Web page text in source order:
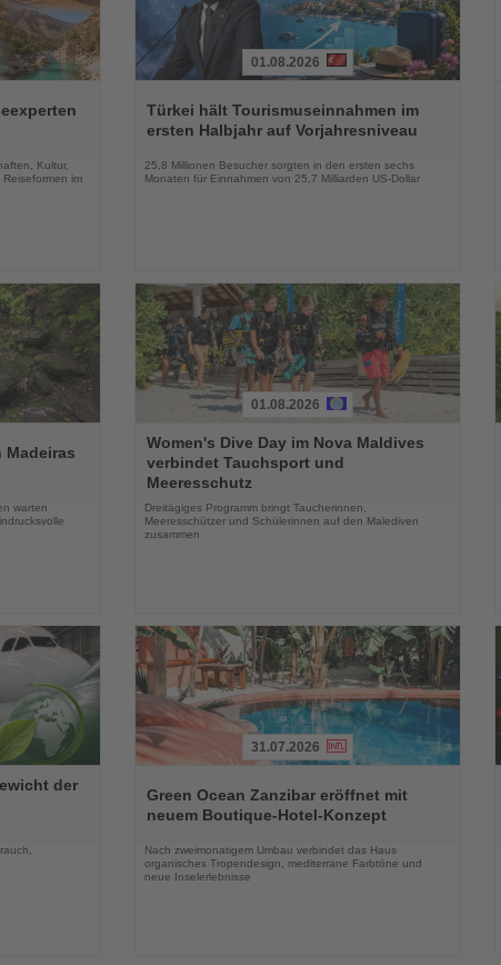
Kultur,
im
Sie
die
01.08.2026
Türkei hält Tourismuseinnahmen im
ersten Halbjahr auf Vorjahresniveau
25,8 Millionen Besucher sorgten in den ersten sechs
Monaten für Einnahmen von 25,7 Milliarden US-Dollar
Madeiras
warten
Sie
die
Nachrichten
01.08.2026
Women's Dive Day im Nova Maldives
verbindet Tauchsport und
Meeresschutz
Dreitägiges Programm bringt Taucherinnen,
Meeresschützer und Schülerinnen auf den Malediven
zusammen
der
Sie
die
31.07.2026
Green Ocean Zanzibar eröffnet mit
neuem Boutique-Hotel-Konzept
Nach zweimonatigem Umbau verbindet das Haus
organisches Tropendesign, mediterrane Farbtöne und
neue Inselerlebnisse